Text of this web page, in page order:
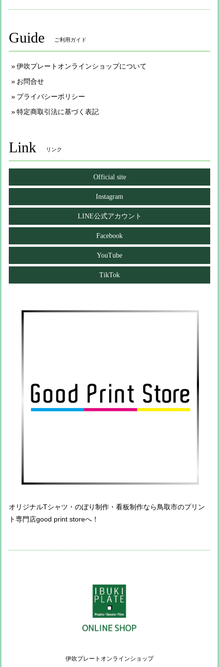
Guide ご利用ガイド
伊吹プレートオンラインショップについて
お問合せ
プライバシーポリシー
特定商取引法に基づく表記
Link リンク
Official site
Instagram
LINE公式アカウント
Facebook
YouTube
TikTok
オリジナルTシャツ・のぼり制作・看板制作なら鳥取市のプリン
ト専門店good print storeへ！
伊吹プレートオンラインショップ